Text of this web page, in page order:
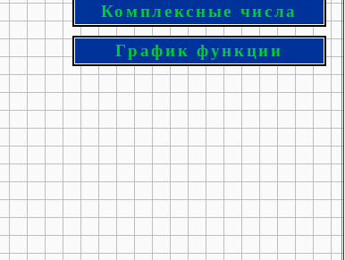
Комплексные числа
График функции